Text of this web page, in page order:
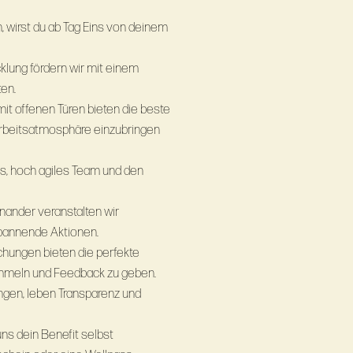
du ab Tag Eins von deinem
fördern wir mit einem
offenen Türen bieten die beste
einzubringen
hoch agiles Team und den
veranstalten wir
Aktionen.
bieten die perfekte
und Feedback zu geben.
leben Transparenz und
dein Benefit selbst